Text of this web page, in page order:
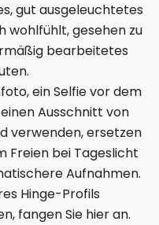
gut ausgeleuchtetes
wohlfühlt, gesehen zu
bearbeitetes
ein Selfie vor dem
Ausschnitt von
verwenden, ersetzen
Freien bei Tageslicht
Aufnahmen.
Hinge-Profils
fangen Sie hier an.